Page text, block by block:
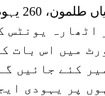
اٹھارہ یونٹس
میں اس بات
کئے جائیں
پر یہودی